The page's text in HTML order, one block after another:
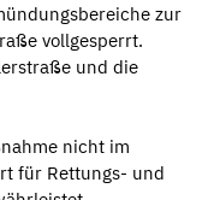
zur
vollgesperrt.
und die
nicht im
für Rettungs- und